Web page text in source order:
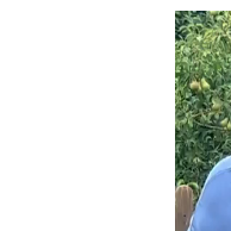
Video
Player